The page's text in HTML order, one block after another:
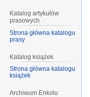
Katalog artykułów
prasowych
Strona główna katalogu
prasy
Katalog książek
Strona główna katalogu
książek
Archiwum Enkolu